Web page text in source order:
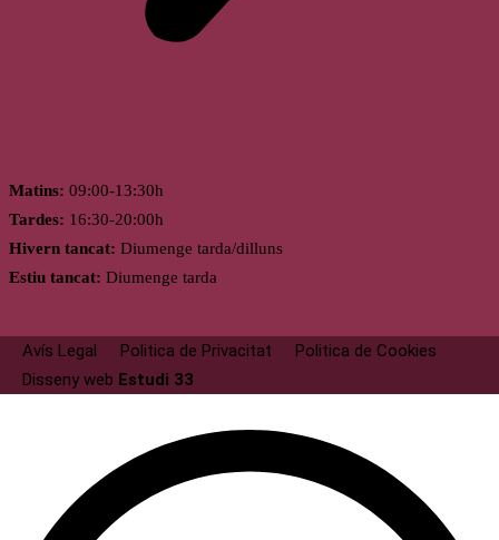
Matins: 09:00-13:30h
Tardes: 16:30-20:00h
Hivern tancat: Diumenge tarda/dilluns
Estiu tancat: Diumenge tarda
Avís Legal Politica de Privacitat
Politica de Cookies
Disseny web Estudi 33